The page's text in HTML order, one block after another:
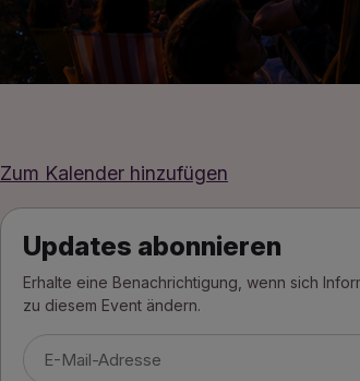
Zum Kalender hinzufügen
Updates abonnieren
Erhalte eine Benachrichtigung, wenn sich
zu diesem Event ändern.